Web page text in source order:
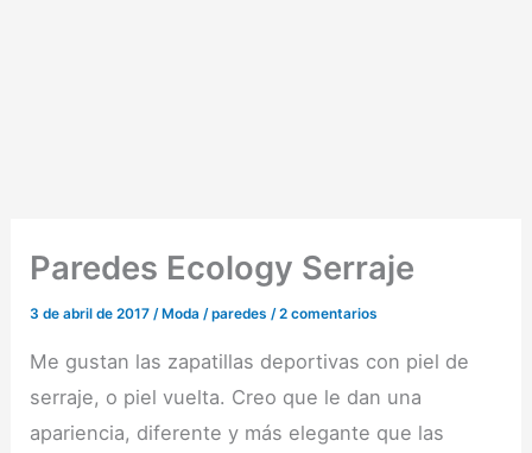
Paredes Ecology Serraje
3 de abril de 2017/ Moda /paredes /2 comentarios
Me gustan las zapatillas deportivas con piel de
serraje, o piel vuelta. Creo que le dan una
apariencia, diferente y más elegante que las